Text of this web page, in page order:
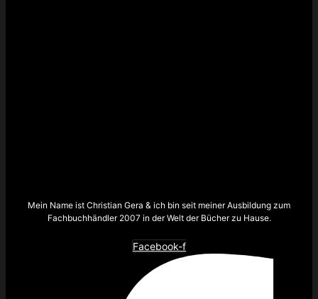
Mein Name ist Christian Gera & ich bin seit meiner Ausbildung zum
Fachbuchhändler 2007 in der Welt der Bücher zu Hause.
Facebook-f